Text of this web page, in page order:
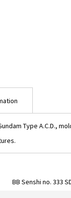
BB Senshi no. 333
Type A.C.D.,